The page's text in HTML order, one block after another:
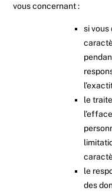
vous concernant :
si vous
le
le
des